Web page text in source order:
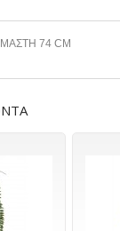
74 CM